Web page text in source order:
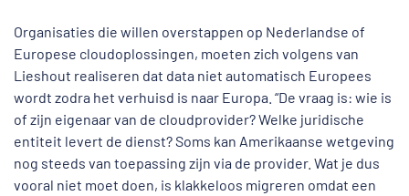
Organisaties die willen overstappen op Nederlandse of
Europese cloudoplossingen, moeten zich volgens van
Lieshout realiseren dat data niet automatisch Europees
wordt zodra het verhuisd is naar Europa. “De vraag is: wie is
of zijn eigenaar van de cloudprovider? Welke juridische
entiteit levert de dienst? Soms kan Amerikaanse wetgeving
nog steeds van toepassing zijn via de provider. Wat je dus
vooral niet moet doen, is klakkeloos migreren omdat een